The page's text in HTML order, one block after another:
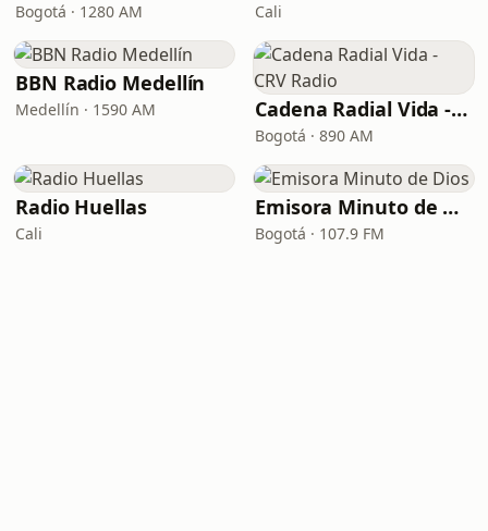
Bogotá · 1280 AM Cali
BBN Radio Medellín
Medellín · 1590 AM Cadena Radial Vida - CRV Radio
Bogotá · 890 AM
Radio Huellas
Cali
Emisora Minuto de Dios
Bogotá · 107.9 FM